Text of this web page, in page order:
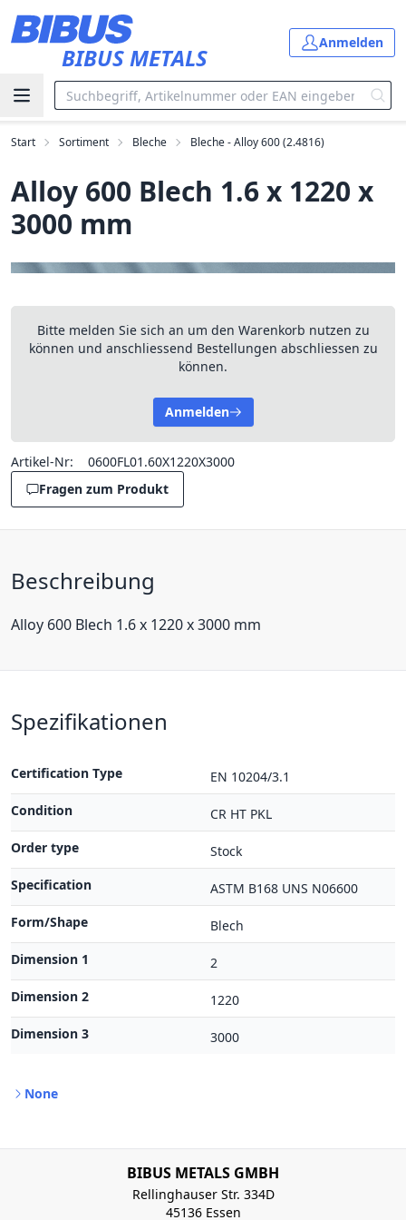
BIBUS METALS
Anmelden
Start Sortiment Bleche Bleche - Alloy 600 (2.4816)
Alloy 600 Blech 1.6 x 1220 x
3000 mm
Bitte melden Sie sich an um den Warenkorb nutzen zu
können und anschliessend Bestellungen abschliessen zu
können.
Anmelden
Artikel-Nr:
0600FL01.60X1220X3000
Fragen zum Produkt
Beschreibung
Alloy 600 Blech 1.6 x 1220 x 3000 mm
Spezifikationen
Certification Type
EN 10204/3.1
Condition
CR HT PKL
Order type
Stock
Specification
ASTM B168 UNS N06600
Form/Shape
Blech
Dimension 1
2
Dimension 2
1220
Dimension 3
3000
None
BIBUS METALS GMBH
Rellinghauser Str. 334D
45136 Essen